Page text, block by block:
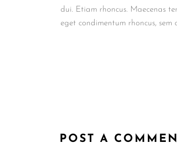
dui. Etiam rhoncus. Maecenas
eget condimentum rhoncus, sem
POST A